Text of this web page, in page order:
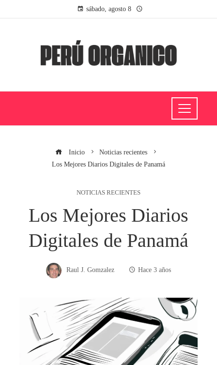
sábado, agosto 8
Inicio
Noticias recientes
Los Mejores Diarios Digitales de Panamá
NOTICIAS RECIENTES
Los Mejores Diarios
Digitales de Panamá
Raul J. Gomzalez Hace 3 años